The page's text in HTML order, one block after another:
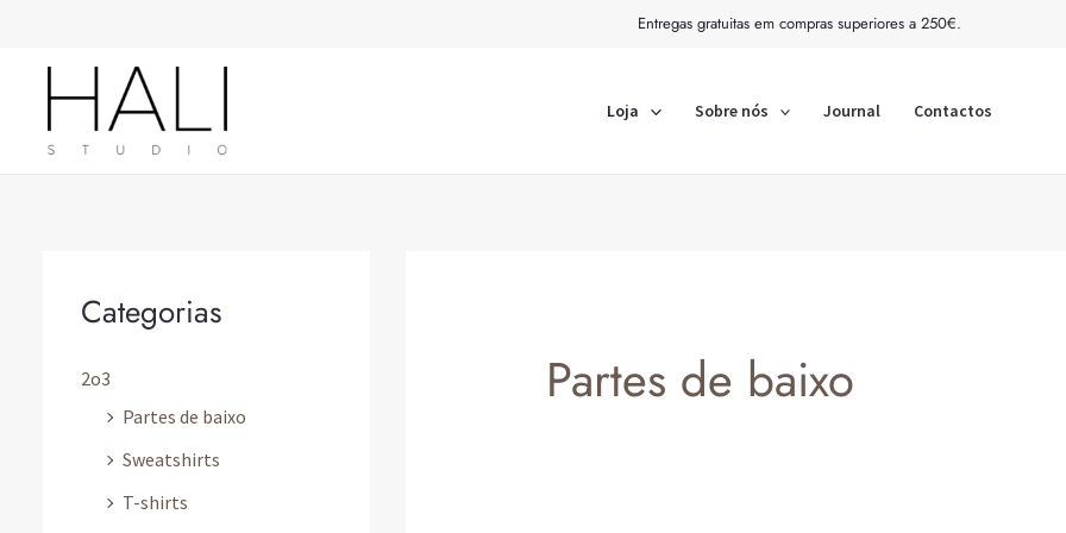
Entregas gratuitas em compras superiores a 250€.
Loja Sobre nós Journal Contactos
Categorias
2o3
Partes de baixo
Sweatshirts
T-shirts
Partes de baixo
por